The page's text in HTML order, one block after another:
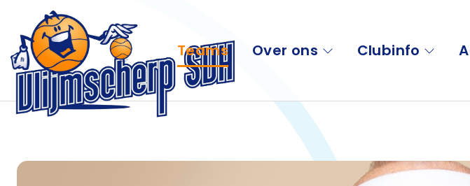
Teams Over ons Clubinfo